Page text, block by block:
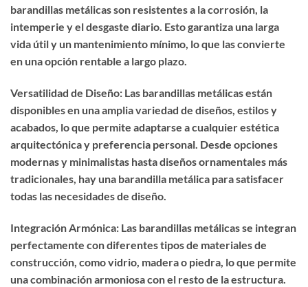
barandillas metálicas son resistentes a la corrosión, la
intemperie y el desgaste diario. Esto garantiza una larga
vida útil y un mantenimiento mínimo, lo que las convierte
en una opción rentable a largo plazo.
Versatilidad de Diseño: Las barandillas metálicas están
disponibles en una amplia variedad de diseños, estilos y
acabados, lo que permite adaptarse a cualquier estética
arquitectónica y preferencia personal. Desde opciones
modernas y minimalistas hasta diseños ornamentales más
tradicionales, hay una barandilla metálica para satisfacer
todas las necesidades de diseño.
Integración Armónica: Las barandillas metálicas se integran
perfectamente con diferentes tipos de materiales de
construcción, como vidrio, madera o piedra, lo que permite
una combinación armoniosa con el resto de la estructura.